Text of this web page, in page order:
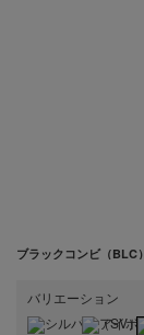
ブラックコンビ（BLC）
バリエーション